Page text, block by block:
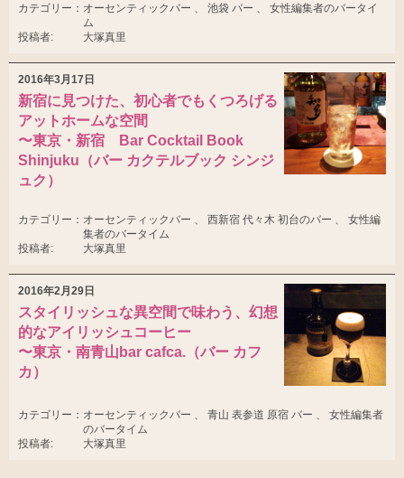
カテゴリー： オーセンティックバー 、 池袋 バー 、 女性編集者のバータイ
ム
投稿者:
大塚真里
2016年3月17日
新宿に見つけた、初心者でもくつろげる
アットホームな空間
〜東京・新宿 Bar Cocktail Book
Shinjuku（バー カクテルブック シンジ
ュク）
カテゴリー： オーセンティックバー 、 西新宿 代々木 初台のバー 、 女性編
集者のバータイム
投稿者:
大塚真里
2016年2月29日
スタイリッシュな異空間で味わう、幻想
的なアイリッシュコーヒー
〜東京・南青山bar cafca.（バー カフ
カ）
カテゴリー： オーセンティックバー 、 青山 表参道 原宿 バー 、 女性編集者
のバータイム
投稿者:
大塚真里